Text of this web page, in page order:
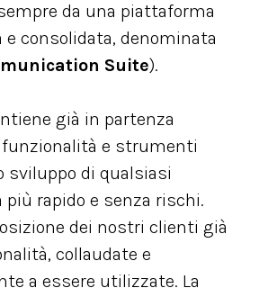
da una piattaforma
e consolidata, denominata
Suite).
già in partenza
e strumenti
sviluppo di qualsiasi
rapido e senza rischi.
dei nostri clienti già
collaudate e
a essere utilizzate. La